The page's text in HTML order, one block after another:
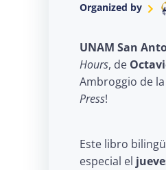
Organized by
UNAM San
Hours, de
Ambroggio de
Press!
Este libro
especial el